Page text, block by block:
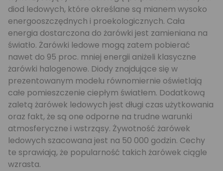
diod ledowych, które określane są mianem wysoko
energooszczędnych i proekologicznych. Cała
energia dostarczona do żarówki jest zamieniana na
światło. Żarówki ledowe mogą zatem pobierać
nawet do 95 proc. mniej energii aniżeli klasyczne
żarówki halogenowe. Diody znajdujące się w
prezentowanym modelu równomiernie oświetlają
całe pomieszczenie ciepłym światłem. Dodatkową
zaletą żarówek ledowych jest długi czas użytkowania
oraz fakt, że są one odporne na trudne warunki
atmosferyczne i wstrząsy. Żywotność żarówek
ledowych szacowana jest na 50 000 godzin. Cechy
te sprawiają, że popularność takich żarówek ciągle
wzrasta.